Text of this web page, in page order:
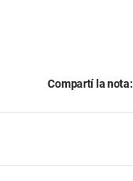
Compartí la nota: